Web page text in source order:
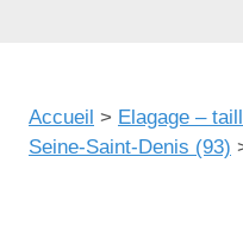
Accueil > Elagage –
Seine-Saint-Denis (93)